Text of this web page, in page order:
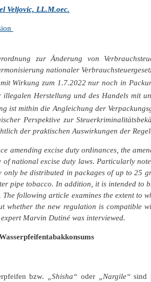
Veljovic, LL.M.oec.
zur Änderung von
nationaler
Wirkung zum 1.7.2022 nur noch in
illegalen Herstellung und des Handels mit
ist mithin die Angleichung der
Perspektive zur
der praktischen Auswirkungen der
amending excise duty ordinances, the
of national excise duty laws. Particularly
only be distributed in packages of up to 25
pipe tobacco. In addition, it is intended to
The following article examines the extent to
whether the new regulation is compatible
Marvin Dutiné was interviewed.
bzw. „Shisha“ oder „Nargile“sind